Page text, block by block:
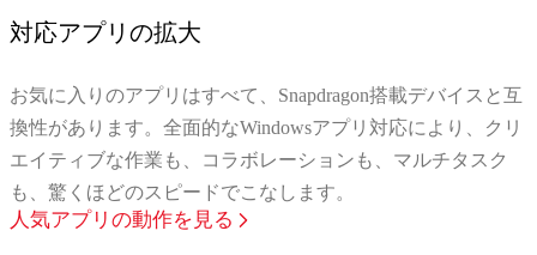
対応アプリの拡大
お気に入りのアプリはすべて、Snapdragon搭載デバイスと互
換性があります。全面的なWindowsアプリ対応により、クリ
エイティブな作業も、コラボレーションも、マルチタスク
も、驚くほどのスピードでこなします。
人気アプリの動作を見る